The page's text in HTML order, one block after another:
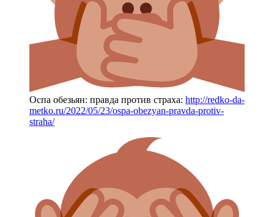
Оспа обезьян: правда против страха: http://redko-da-
metko.ru/2022/05/23/ospa-obezyan-pravda-protiv-
straha/